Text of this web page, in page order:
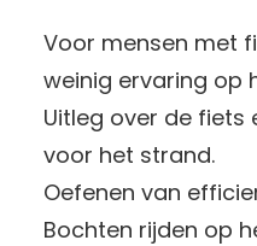
Voor mensen met
weinig ervaring op
Uitleg over de fiets
voor het strand.
Oefenen van
Bochten rijden op